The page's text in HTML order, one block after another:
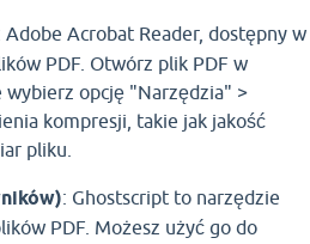
Adobe Acrobat Reader, dostępny w
PDF. Otwórz plik PDF w
wybierz opcję "Narzędzia" >
kompresji, takie jak jakość
pliku.
: Ghostscript to narzędzie
PDF. Możesz użyć go do